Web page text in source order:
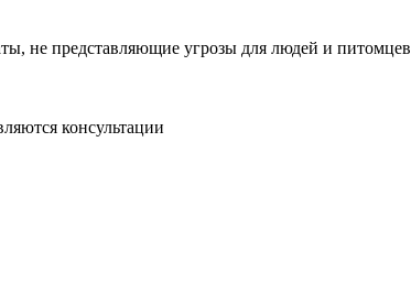
не представляющие угрозы для людей и питомцев
консультации